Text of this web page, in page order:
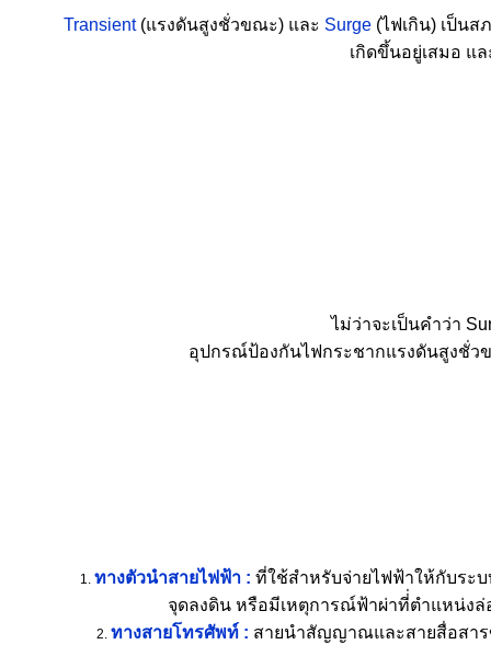
Transient (แรงดันสูงชั่วขณะ) และ Surge(ไฟเกิน) เป็นส
เกิดขึ้นอยู่เสมอ แ
ไม่ว่าจะเป็นคำว่า
อุปกรณ์ป้องกันไฟกระชากแรงดันสูงชั่ว
ทางตัวนำสายไฟฟ้า : ที่ใช้สำหรับจ่ายไฟฟ้าให้กับระ
จุดลงดิน หรือมีเหตุการณ์ฟ้าผ่าที่่ตำแหน่งล่
ทางสายโทรศัพท์ : สายนำสัญญาณและสายสื่อสารข้